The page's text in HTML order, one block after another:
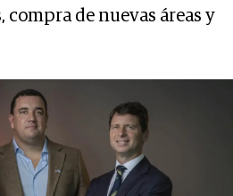
compra de nuevas áreas y